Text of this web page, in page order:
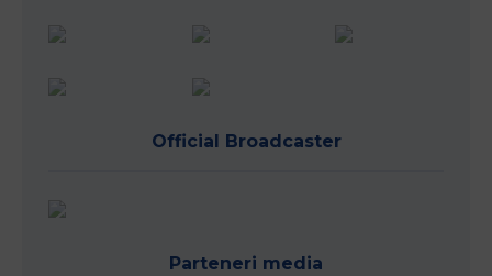
Official Broadcaster
Parteneri media